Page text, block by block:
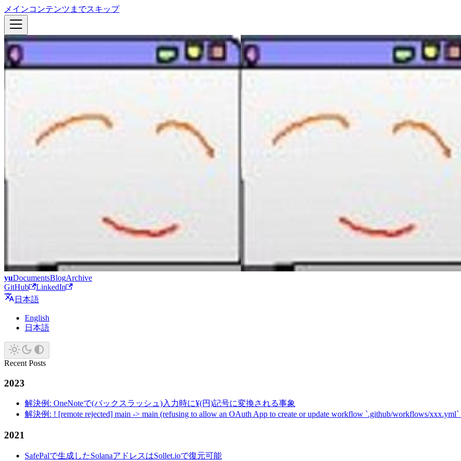
メインコンテンツまでスキップ
yuDocumentsBlogArchive
GitHub
LinkedIn
日本語
English
日本語
Recent Posts
2023
解決例: OneNoteで(バックスラッシュ)入力時に¥(円)記号に変換される事象
解決例: ! [remote rejected] main -> main (refusing to allow an OAuth App to create or update workflow `.github/workflows/
2021
SafePalで生成したSolanaアドレスはSollet.ioで復元可能